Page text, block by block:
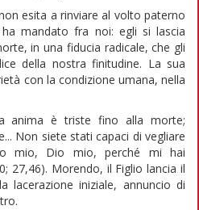
esita a rinviare al volto paterno
mandato fra noi: egli si lascia
in una fiducia radicale, che gli
della nostra finitudine. La sua
con la condizione umana, nella
anima è triste fino alla morte;
Non siete stati capaci di vegliare
mio, Dio mio, perché mi hai
27,46). Morendo, il Figlio lancia il
lacerazione iniziale, annuncio di